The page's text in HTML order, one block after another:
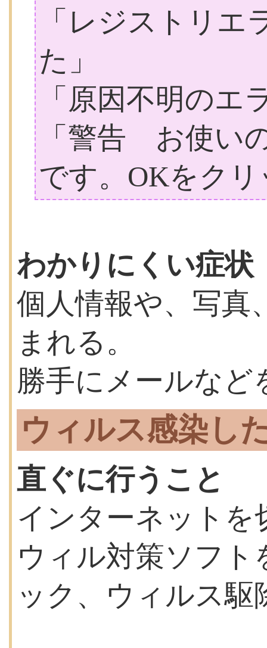
「レジストリエ
た」
「原因不明のエ
「警告 お使い
です。OKをク
わかりにくい症状
個人情報や、写真
まれる。
勝手にメールなど
ウィルス感染し
直ぐに行うこと
インターネットを
ウィル対策ソフ
ック、ウィルス駆